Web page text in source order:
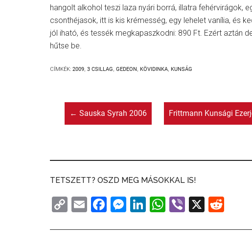
hangolt alkohol teszi laza nyári borrá, illatra fehérvirágok,
csonthéjasok, itt is kis krémesség, egy lehelet vanília, és
jól iható, és tessék megkapaszkodni: 890 Ft. Ezért aztán
hűtse be.
CÍMKÉK: 2009, 3 CSILLAG, GEDEON, KÖVIDINKA, KUNSÁG
← Sauska Syrah 2006 Frittmann Kunsági
TETSZETT? OSZD MEG MÁSOKKAL IS!
C
p
E
ai
F
c
M
s
Li
k
W
at
Vi
er
X
d